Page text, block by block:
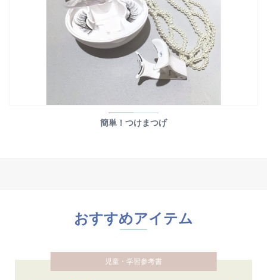
簡単！つけまつげ
おすすめアイテム
児童・学習参考書